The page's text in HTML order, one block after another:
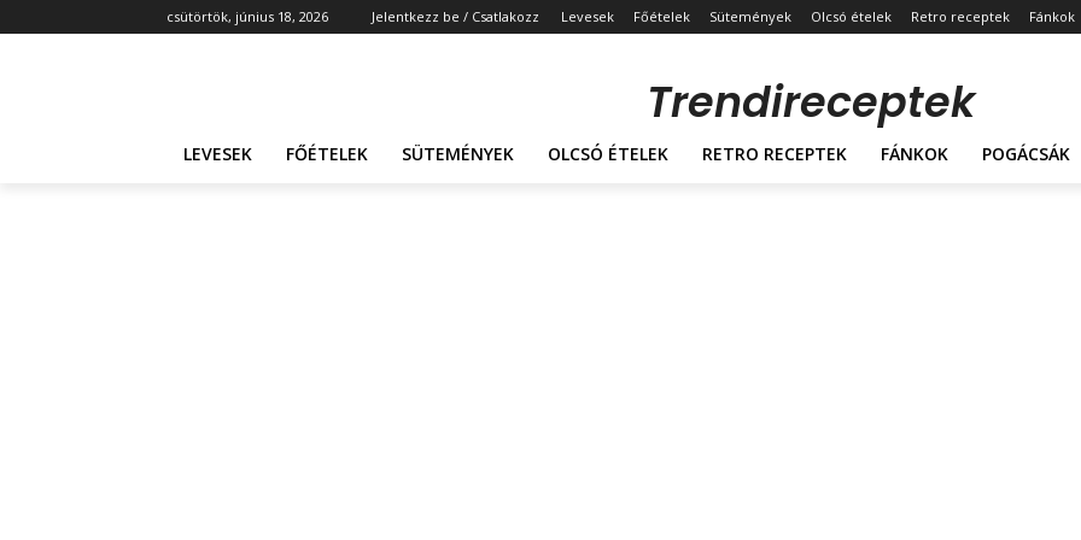
csütörtök, június 18, 2026 Jelentkezz be / Csatlakozz Levesek Főételek Sütemények Olcsó ételek Retro receptek Fánkok
Trendireceptek
LEVESEK FŐÉTELEK SÜTEMÉNYEK OLCSÓ ÉTELEK RETRO RECEPTEK FÁNKOK POGÁCSÁK